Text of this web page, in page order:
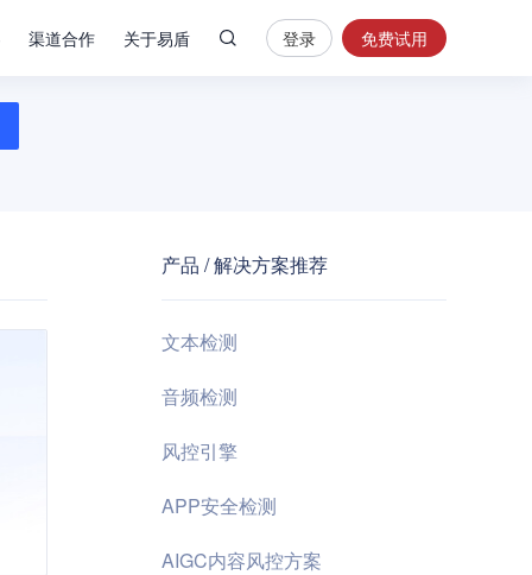
渠道合作 关于易盾
安
全
控
登录 免费试用
产品 / 解决方案推荐
文本检测
音频检测
风控引擎
APP安全检测
AIGC内容风控方案